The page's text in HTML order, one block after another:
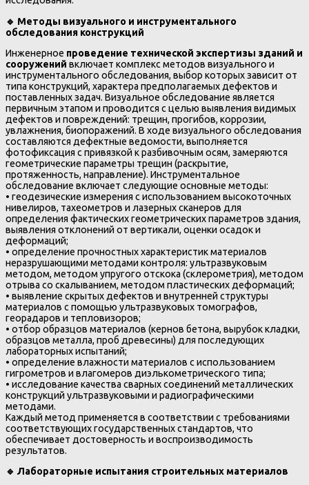
🔹 Методы визуального и инструментального
обследования конструкций
Инженерное проведение технической экспертизы зданий и
сооружений включает комплекс методов визуального и
инструментального обследования, выбор которых зависит от
типа конструкций, характера предполагаемых дефектов и
поставленных задач. Визуальное обследование является
первичным этапом и проводится с целью выявления видимых
дефектов и повреждений: трещин, прогибов, коррозии,
увлажнения, биопоражений. В ходе визуального обследования
составляются дефектные ведомости, выполняется
фотофиксация с привязкой к разбивочным осям, замеряются
геометрические параметры трещин (раскрытие,
протяженность, направление). Инструментальное
обследование включает следующие основные методы:
• геодезические измерения с использованием высокоточных
нивелиров, тахеометров и лазерных сканеров для
определения фактических геометрических параметров здания,
выявления отклонений от вертикали, оценки осадок и
деформаций;
• определение прочностных характеристик материалов
неразрушающими методами контроля: ультразвуковым
методом, методом упругого отскока (склерометрия), методом
отрыва со скалыванием, методом пластических деформаций;
• выявление скрытых дефектов и внутренней структуры
материалов с помощью ультразвуковых томографов,
георадаров и тепловизоров;
• отбор образцов материалов (кернов бетона, вырубок кладки,
образцов металла, проб древесины) для последующих
лабораторных испытаний;
• определение влажности материалов с использованием
гигрометров и влагомеров диэлькометрического типа;
• исследование качества сварных соединений металлических
конструкций ультразвуковыми и радиографическими
методами.
Каждый метод применяется в соответствии с требованиями
соответствующих государственных стандартов, что
обеспечивает достоверность и воспроизводимость
результатов.
🔹 Лабораторные испытания строительных материалов